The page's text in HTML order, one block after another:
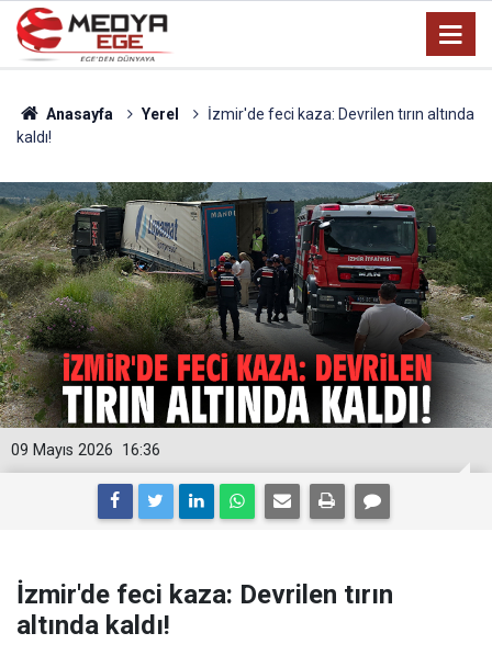
Anasayfa Yerel
İzmir'de feci kaza: Devrilen tırın altında
kaldı!
16:36
09 Mayıs 2026
İzmir'de feci kaza: Devrilen tırın
altında kaldı!